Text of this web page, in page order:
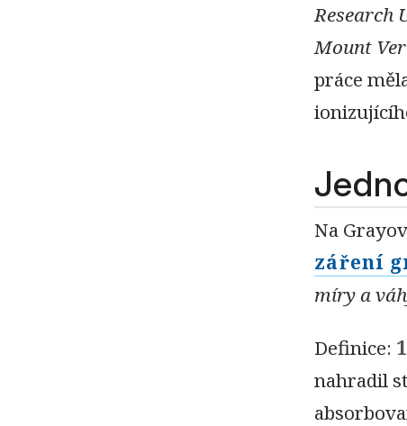
Research
Mount
práce
Na
záření
míry a
Definice:
nahradil